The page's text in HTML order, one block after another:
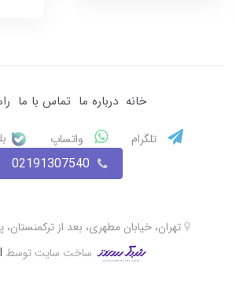
خانه درباره ما تماس با ما
تلگرام واتساپ
02191307540
ساخت سایت توسط
تهران، خیابان مطهری، بعد از ترکمنستان، پلاک 13،